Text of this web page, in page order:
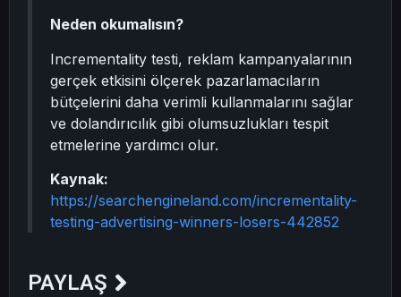
Neden okumalısın?
Incrementality testi, reklam kampanyalarının
gerçek etkisini ölçerek pazarlamacıların
bütçelerini daha verimli kullanmalarını sağlar
ve dolandırıcılık gibi olumsuzlukları tespit
etmelerine yardımcı olur.
Kaynak:
https://searchengineland.com/incrementality-
testing-advertising-winners-losers-442852
PAYLAŞ